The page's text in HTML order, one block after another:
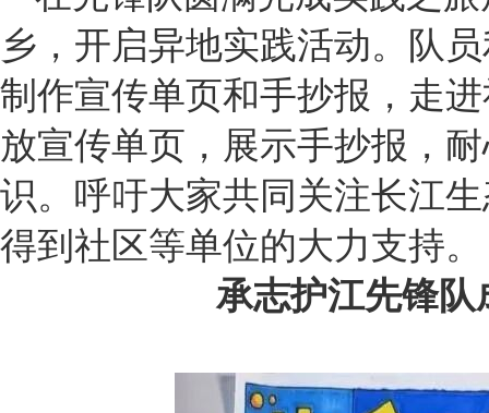
乡，开启异地实践活动。队
制作宣传单页和手抄报，走
放宣传单页，展示手抄报，
识。呼吁大家共同关注长江
得到社区等单位的大力支持。
承志护江先锋